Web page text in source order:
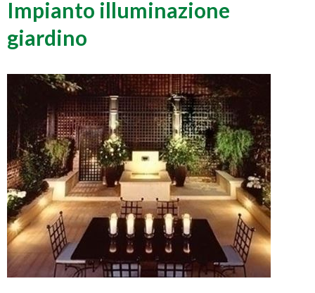
Impianto illuminazione
giardino